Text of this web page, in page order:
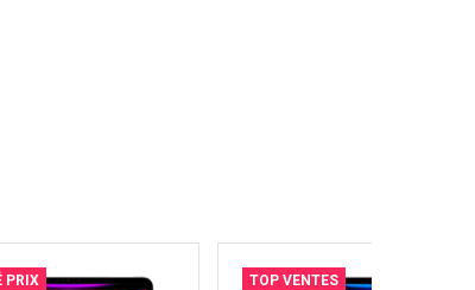
PRIX TOP VENTES